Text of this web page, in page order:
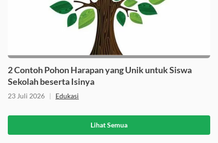
2 Contoh Pohon Harapan yang Unik untuk Siswa
Sekolah beserta Isinya
23 Juli 2026 | Edukasi
Lihat Semua